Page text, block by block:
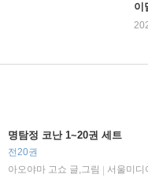
이
명탐정 코난 1~20권 세트
전20권
아오야마 고쇼 글,그림
서울미디